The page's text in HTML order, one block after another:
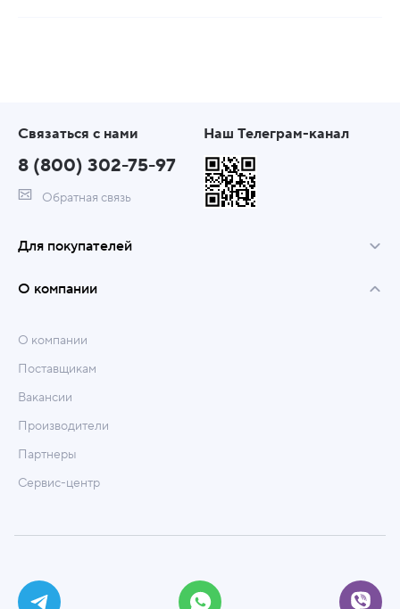
Связаться с нами
8 (800) 302-75-97
Обратная связь
Наш Телеграм-канал
Для покупателей
О компании
О компании
Поставщикам
Вакансии
Производители
Партнеры
Сервис-центр